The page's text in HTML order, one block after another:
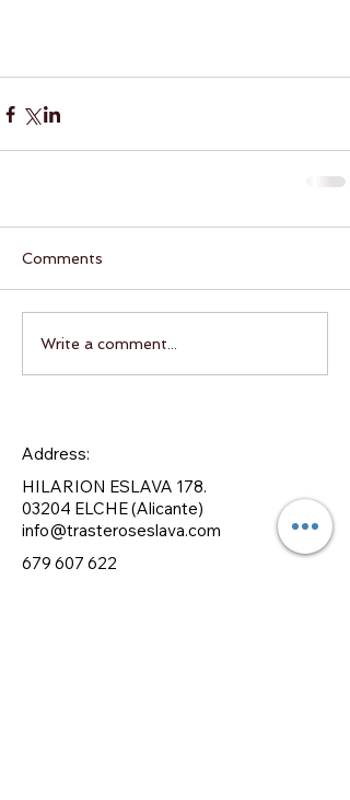
Comments
Write a comment...
Address:
HILARION ESLAVA 178.
03204 ELCHE (Alicante)
info@trasteroseslava.com
679 607 622